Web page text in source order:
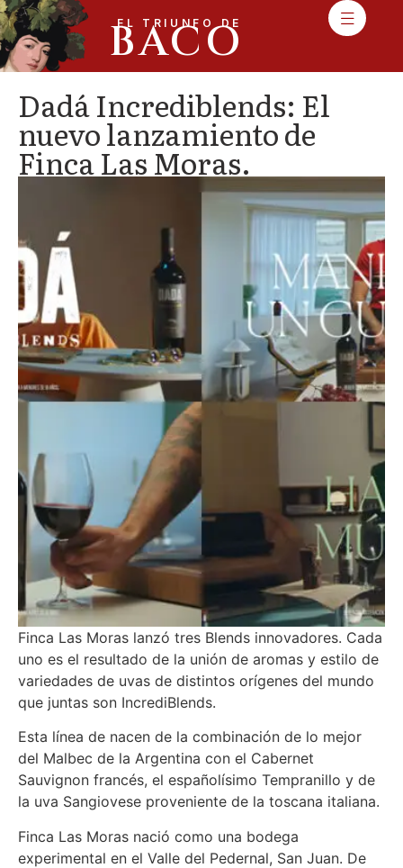
EL TRIUNFO DE
BACO
Dadá Incrediblends: El
nuevo lanzamiento de
Finca Las Moras.
Finca Las Moras lanzó tres Blends innovadores. Cada
uno es el resultado de la unión de aromas y estilo de
variedades de uvas de distintos orígenes del mundo
que juntas son IncrediBlends.
Esta línea de nacen de la combinación de lo mejor
del Malbec de la Argentina con el Cabernet
Sauvignon francés, el españolísimo Tempranillo y de
la uva Sangiovese proveniente de la toscana italiana.
Finca Las Moras nació como una bodega
experimental en el Valle del Pedernal, San Juan. De